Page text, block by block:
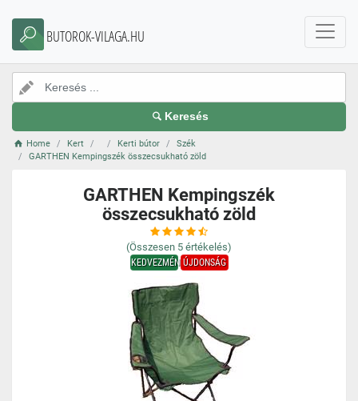
BUTOROK-VILAGA.HU
Keresés
Home Kert Kerti bútor
Szék
GARTHEN Kempingszék összecsukható zöld
GARTHEN Kempingszék
összecsukható zöld
(Összesen 5 értékelés)
KEDVEZMÉNYÚJDONSÁG